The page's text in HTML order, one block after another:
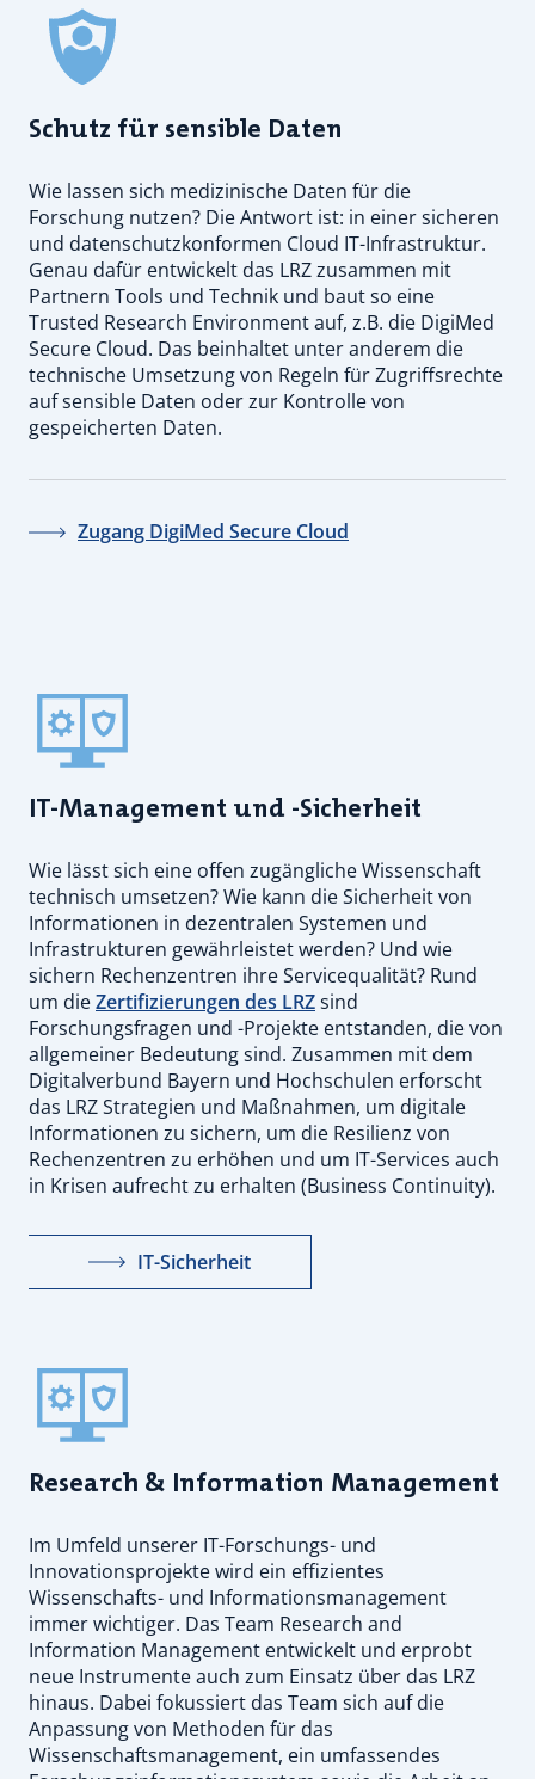
Schutz für sensible Daten
Wie lassen sich medizinische Daten für die
Forschung nutzen? Die Antwort ist: in einer sicheren
und datenschutzkonformen Cloud IT-Infrastruktur.
Genau dafür entwickelt das LRZ zusammen mit
Partnern Tools und Technik und baut so eine
Trusted Research Environment auf, z.B. die DigiMed
Secure Cloud. Das beinhaltet unter anderem die
technische Umsetzung von Regeln für Zugriffsrechte
auf sensible Daten oder zur Kontrolle von
gespeicherten Daten.
Zugang DigiMed Secure Cloud
IT-Management und -Sicherheit
Wie lässt sich eine offen zugängliche Wissenschaft
technisch umsetzen? Wie kann die Sicherheit von
Informationen in dezentralen Systemen und
Infrastrukturen gewährleistet werden? Und wie
sichern Rechenzentren ihre Servicequalität? Rund
um dieZertifizierungen des LRZsind
Forschungsfragen und -Projekte entstanden, die von
allgemeiner Bedeutung sind. Zusammen mit dem
Digitalverbund Bayern und Hochschulen erforscht
das LRZ Strategien und Maßnahmen, um digitale
Informationen zu sichern, um die Resilienz von
Rechenzentren zu erhöhen und um IT-Services auch
in Krisen aufrecht zu erhalten (Business Continuity).
IT-Sicherheit
Research & Information Management
Im Umfeld unserer IT-Forschungs- und
Innovationsprojekte wird ein effizientes
Wissenschafts- und Informationsmanagement
immer wichtiger. Das Team Research and
Information Management entwickelt und erprobt
neue Instrumente auch zum Einsatz über das LRZ
hinaus. Dabei fokussiert das Team sich auf die
Anpassung von Methoden für das
Wissenschaftsmanagement, ein umfassendes